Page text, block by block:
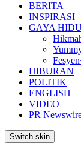
BERITA
INSPIRASI
GAYA
HIBURAN
POLITIK
ENGLISH
VIDEO
PR
Switch skin